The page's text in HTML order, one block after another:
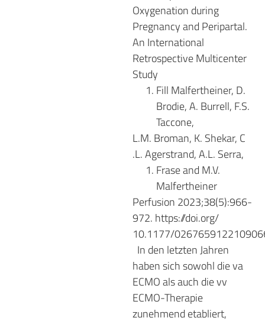
Oxygenation during
Pregnancy and Peripartal.
An International
Retrospective Multicenter
Study
Fill Malfertheiner, D.
Brodie, A. Burrell, F.S.
Taccone,
L.M. Broman, K. Shekar, C
.L. Agerstrand, A.L. Serra,
Frase and M.V.
Malfertheiner
Perfusion 2023;38(5):966-
972. https://doi.org/
10.1177/
In den letzten Jahren
haben sich sowohl die va
ECMO als auch die vv
ECMO-Therapie
zunehmend etabliert,